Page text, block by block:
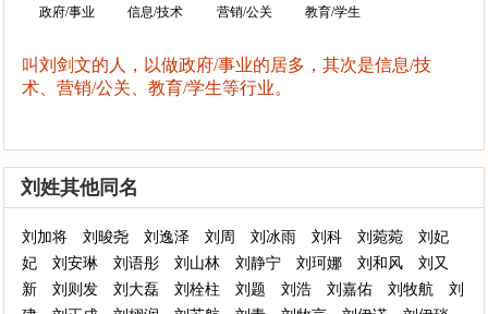
政府/事业 信息/技术 营销/公关 教育/学生
叫刘剑文的人，以做政府/事业的居多，其次是信息/技
术、营销/公关、教育/学生等行业。
刘姓其他同名
刘加将 刘晙尧 刘逸泽 刘周 刘冰雨 刘科 刘菀菀
刘妃
妃
刘安琳 刘语彤 刘山林 刘静宁 刘珂娜 刘和风
刘又
新
刘则发 刘大磊 刘栓柱 刘题 刘浩 刘嘉佑 刘牧航
刘